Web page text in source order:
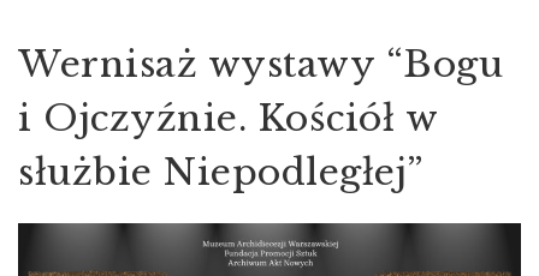
Wernisaż wystawy “Bogu
i Ojczyźnie. Kościół w
służbie Niepodległej”